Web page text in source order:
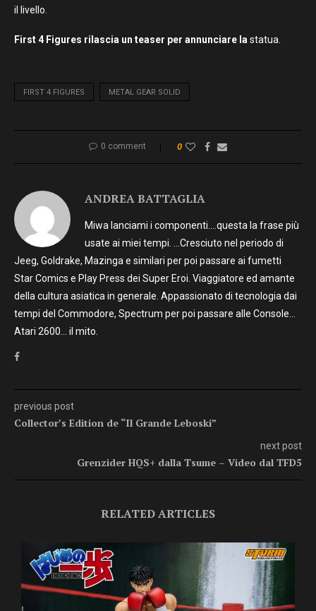
il livello.
First 4 Figures rilascia un teaser per annunciare la statua.
FIRST 4 FIGURES METAL GEAR SOLID
0 comment 0
ANDREA BATTAGLIA
Miwa lanciami i componenti….questa la frase più
usate ai miei tempi. …Cresciuto nel periodo di
Jeeg, Goldrake, Mazinga e similari per poi passare ai fumetti
Star Comics e Play Press dei Super Eroi. Viaggiatore ed amante
della cultura asiatica in generale. Appassionato di tecnologia dai
tempi del Commodore, Spectrum per poi passare alle Console…
Atari 2600… il mito.
previous post
Collector’s Edition de “Il Grande Leboski”
next post
Grenzider HQS+ dalla Tsume – Video dal TFD5
RELATED ARTICLES